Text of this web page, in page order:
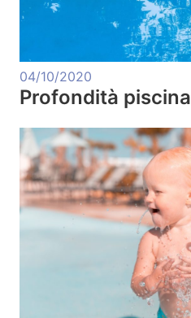
04/10/2020
Profondità piscina